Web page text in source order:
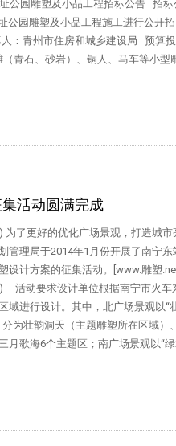
公园雕塑及小品工程招标公告 招标
公园雕塑及小品工程施工进行公开招
：青州市住房和城乡建设局 预算投
青石、砂岩）、铜人、马车等小型
活动圆满完成
为了更好的优化广场景观，打造城市
管理局于2014年1月份开展了南宁东
设计方案的征集活动。[www.雕塑
) 活动要求设计单位根据南宁市火车
域进行设计。其中，北广场景观以“
为壮韵洞天（主题雕塑所在区域）、
月歌海6个主题区；南广场景观以“